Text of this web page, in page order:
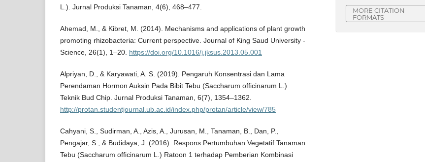
L.). Jurnal Produksi Tanaman, 4(6), 468–477.
Ahemad, M., & Kibret, M. (2014). Mechanisms and applications of plant growth
promoting rhizobacteria: Current perspective. Journal of King Saud University -
Science, 26(1), 1–20. https://doi.org/10.1016/j.jksus.2013.05.001
Alpriyan, D., & Karyawati, A. S. (2019). Pengaruh Konsentrasi dan Lama
Perendaman Hormon Auksin Pada Bibit Tebu (Saccharum officinarum L.)
Teknik Bud Chip. Jurnal Produksi Tanaman, 6(7), 1354–1362.
http://protan.studentjournal.ub.ac.id/index.php/protan/article/view/785
Cahyani, S., Sudirman, A., Azis, A., Jurusan, M., Tanaman, B., Dan, P.,
Pengajar, S., & Budidaya, J. (2016). Respons Pertumbuhan Vegetatif Tanaman
Tebu (Saccharum officinarum L.) Ratoon 1 terhadap Pemberian Kombinasi
MORE CITATION
FORMATS